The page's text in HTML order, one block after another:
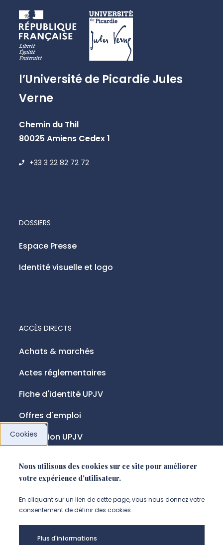
l’Université de Picardie Jules
Verne
Chemin du Thil
80025 Amiens Cedex 1
+33 3 22 82 72 72
ACCÈS DIRECTS
Achats & marchés
Actes réglementaires
Fiche d'identité UPJV
Offres d'emploi
Fondation UPJV
DOSSIERS
Espace Presse
Identité visuelle et logo
NOUS SUIVRE
Suivez-nous sur instagram
Suivez-nous sur linkedin
Suivez-nous sur
Mentions légales
Cookies
Nous utilisons des cookies sur ce site pour améliorer
votre expérience d'utilisateur.
En cliquant sur un lien de cette page, vous nous donnez votre
consentement de définir des cookies.
Plus d'informations